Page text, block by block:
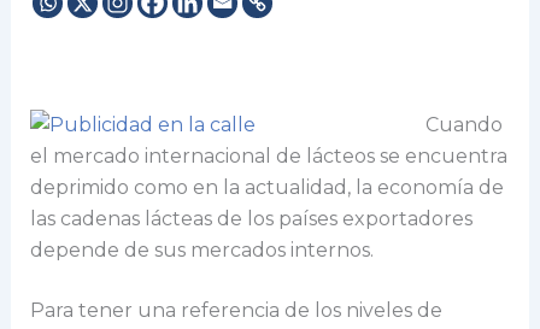
Cuando
el mercado internacional de lácteos se encuentra
deprimido como en la actualidad, la economía de
las cadenas lácteas de los países exportadores
depende de sus mercados internos.
Para tener una referencia de los niveles de